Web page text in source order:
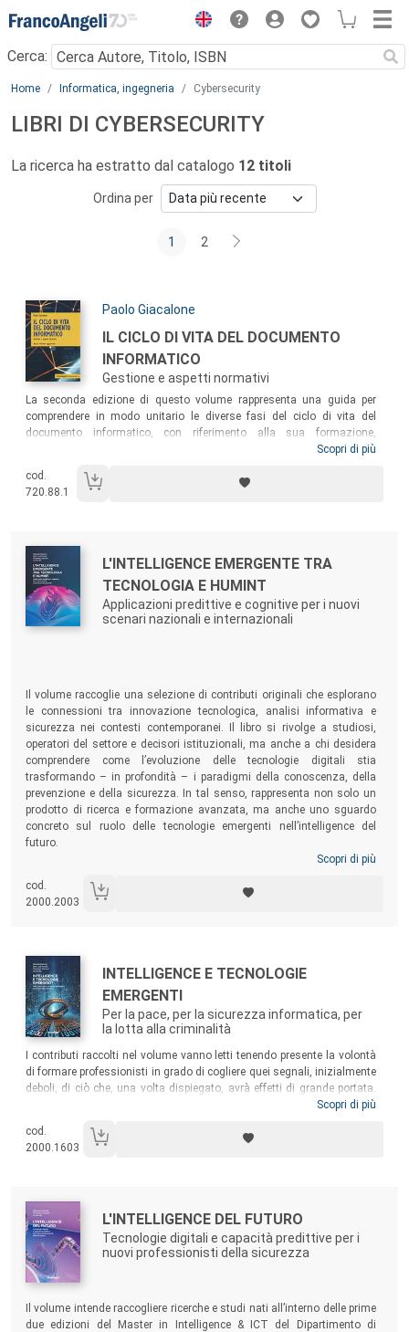
Menu
Cerca:
Main content
Home Informatica, ingegneria Cybersecurity
LIBRI DI CYBERSECURITY
La ricerca ha estratto dal catalogo 12 titoli
Ordina per
1 2
Autori:
Paolo Giacalone
Titolo:
IL CICLO DI VITA DEL DOCUMENTO
INFORMATICO
Gestione e aspetti normativi
Sommario:
La seconda edizione di questo volume rappresenta una guida per
comprendere in modo unitario le diverse fasi del ciclo di vita del
documento informatico, con riferimento alla sua formazione,
all’apposizione del riferimento temporale e alla sottoscrizione, con
esamina gli strumenti per la trasmissione del documento informatico,
con un focus su domicilio digitale, Carta d’identità elettronica, Carta
copia.
Scopri di più
cod.
720.88.1
Autori:
Titolo:
L'INTELLIGENCE EMERGENTE TRA
TECNOLOGIA E HUMINT
Applicazioni predittive e cognitive per i nuovi
scenari nazionali e internazionali
Il volume raccoglie una selezione di contributi originali che esplorano
le connessioni tra innovazione tecnologica, analisi informativa e
sicurezza nei contesti contemporanei. Il libro si rivolge a studiosi,
operatori del settore e decisori istituzionali, ma anche a chi desidera
comprendere come l’evoluzione delle tecnologie digitali stia
trasformando – in profondità – i paradigmi della conoscenza, della
prevenzione e della sicurezza. In tal senso, rappresenta non solo un
prodotto di ricerca e formazione avanzata, ma anche uno sguardo
concreto sul ruolo delle tecnologie emergenti nell’intelligence del
futuro.
Scopri di più
cod.
2000.2003
Autori:
Titolo:
INTELLIGENCE E TECNOLOGIE
EMERGENTI
Per la pace, per la sicurezza informatica, per
la lotta alla criminalità
Sommario:
I contributi raccolti nel volume vanno letti tenendo presente la volontà
di formare professionisti in grado di cogliere quei segnali, inizialmente
deboli, di ciò che, una volta dispiegato, avrà effetti di grande portata.
Tra i temi trattati: gli indicatori oggettivi sui quali si basano i moderni
l’esplorazione delle caratteristiche, delle principali rotte, delle
problematiche di tipo giuridico, delle vulnerabilità di tipo accidentale e
Scopri di più
cod.
2000.1603
Autori:
Titolo:
L'INTELLIGENCE DEL FUTURO
Tecnologie digitali e capacità predittive per i
nuovi professionisti della sicurezza
Sommario:
Il volume intende raccogliere ricerche e studi nati all’interno delle prime
due edizioni del Master in Intelligence & ICT del Dipartimento di